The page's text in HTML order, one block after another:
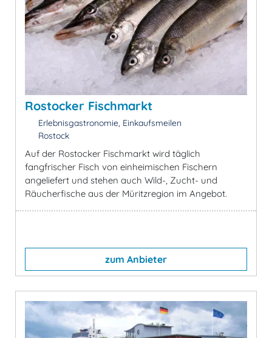
Rostocker Fischmarkt
Erlebnisgastronomie, Einkaufsmeilen
Rostock
Auf der Rostocker Fischmarkt wird täglich
fangfrischer Fisch von einheimischen Fischern
angeliefert und stehen auch Wild-, Zucht- und
Räucherfische aus der Müritzregion im Angebot.
zum Anbieter